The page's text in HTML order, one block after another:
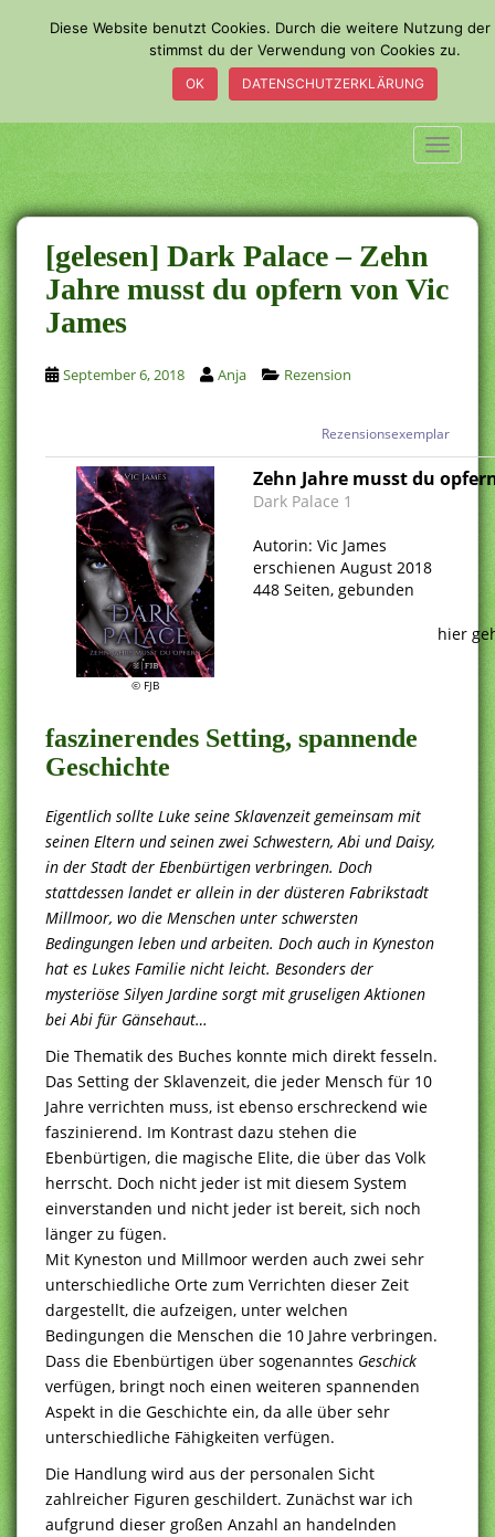
o
a
i
n
c
o
n
t
e
n
t
[gelesen] Dark Palace – Zehn
Jahre musst du opfern von Vic
James
September 6, 2018 Anja Rezension
Rezensionsexemplar
© FJB
Zehn Jahre musst du
Dark Palace 1
Autorin: Vic James
erschienen August 2018
448 Seiten, gebunden
hier
faszinerendes Setting, spannende
Geschichte
Eigentlich sollte Luke seine Sklavenzeit gemeinsam mit
seinen Eltern und seinen zwei Schwestern, Abi und Daisy,
in der Stadt der Ebenbürtigen verbringen. Doch
stattdessen landet er allein in der düsteren Fabrikstadt
Millmoor, wo die Menschen unter schwersten
Bedingungen leben und arbeiten. Doch auch in Kyneston
hat es Lukes Familie nicht leicht. Besonders der
mysteriöse Silyen Jardine sorgt mit gruseligen Aktionen
bei Abi für Gänsehaut…
Die Thematik des Buches konnte mich direkt fesseln.
Das Setting der Sklavenzeit, die jeder Mensch für 10
Jahre verrichten muss, ist ebenso erschreckend wie
faszinierend. Im Kontrast dazu stehen die
Ebenbürtigen, die magische Elite, die über das Volk
herrscht. Doch nicht jeder ist mit diesem System
einverstanden und nicht jeder ist bereit, sich noch
länger zu fügen.
Mit Kyneston und Millmoor werden auch zwei sehr
unterschiedliche Orte zum Verrichten dieser Zeit
dargestellt, die aufzeigen, unter welchen
Bedingungen die Menschen die 10 Jahre verbringen.
Dass die Ebenbürtigen über sogenanntes Geschick
verfügen, bringt noch einen weiteren spannenden
Aspekt in die Geschichte ein, da alle über sehr
unterschiedliche Fähigkeiten verfügen.
Die Handlung wird aus der personalen Sicht
zahlreicher Figuren geschildert. Zunächst war ich
aufgrund dieser großen Anzahl an handelnden
Diese Website benutzt Cookies. Durch die weitere Nutzung der
stimmst du der Verwendung von Cookies zu.
OK DATENSCHUTZERKLÄRUNG